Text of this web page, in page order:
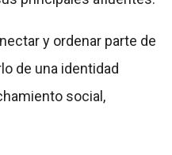
y ordenar parte de
de una identidad
social,